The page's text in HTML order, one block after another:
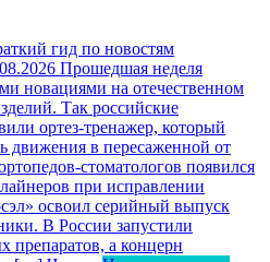
гид по новостям
Прошедшая неделя
новациями на отечественном
Так российские
ортез-тренажер, который
движения в пересаженной от
стоматологов появился
при исправлении
освоил серийный выпуск
В России запустили
препаратов, а концерн